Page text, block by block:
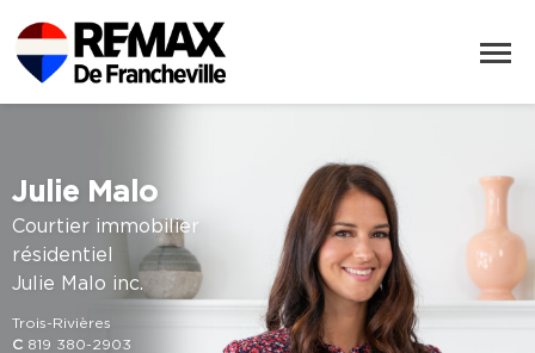
Julie Malo
Courtier immobilier
résidentiel
Julie Malo inc.
Trois-Rivières
C 819 380-2903